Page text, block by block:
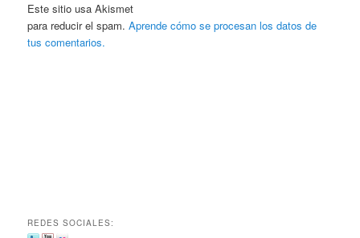
Este sitio usa Akismet
para reducir el spam.Aprende cómo se procesan los datos de
tus comentarios.
REDES SOCIALES: